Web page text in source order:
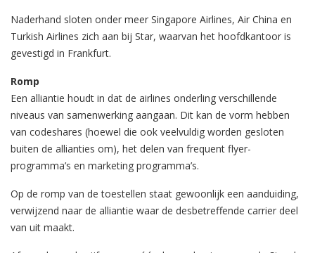
Naderhand sloten onder meer Singapore Airlines, Air China en
Turkish Airlines zich aan bij Star, waarvan het hoofdkantoor is
gevestigd in Frankfurt.
Romp
Een alliantie houdt in dat de airlines onderling verschillende
niveaus van samenwerking aangaan. Dit kan de vorm hebben
van codeshares (hoewel die ook veelvuldig worden gesloten
buiten de allianties om), het delen van frequent flyer-
programma’s en marketing programma’s.
Op de romp van de toestellen staat gewoonlijk een aanduiding,
verwijzend naar de alliantie waar de desbetreffende carrier deel
van uit maakt.